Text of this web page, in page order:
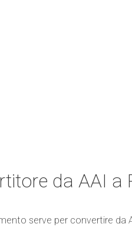
da AAI a
serve per convertire da